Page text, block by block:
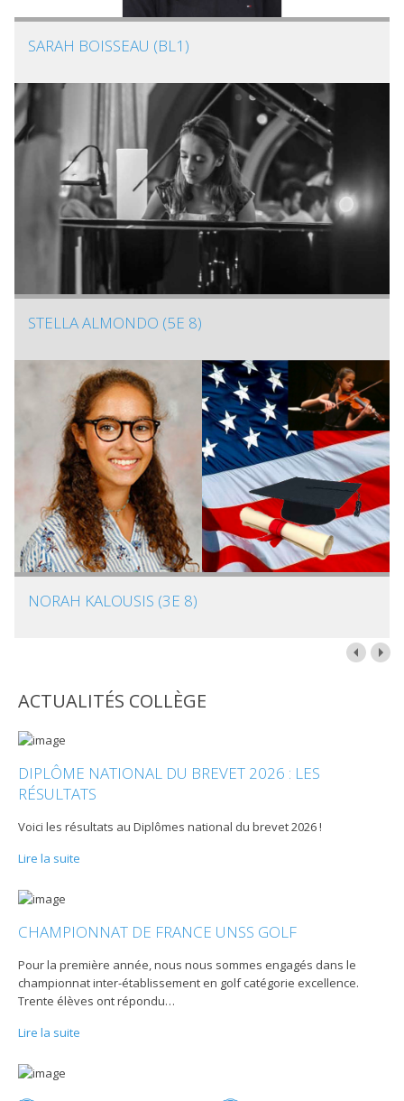
SARAH BOISSEAU (BL1)
STELLA ALMONDO (5E 8)
NORAH KALOUSIS (3E 8)
ACTUALITÉS COLLÈGE
DIPLÔME NATIONAL DU BREVET 2026 : LES
RÉSULTATS
Voici les résultats au Diplômes national du brevet 2026 !
Lire la suite
CHAMPIONNAT DE FRANCE UNSS GOLF
Pour la première année, nous nous sommes engagés dans le
championnat inter-établissement en golf catégorie excellence.
Trente élèves ont répondu…
Lire la suite